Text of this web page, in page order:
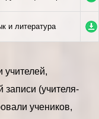
и литература
учителей,
записи (учителя-
учеников,